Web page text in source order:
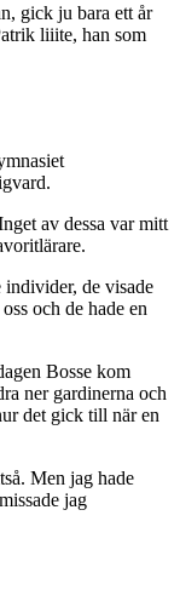
gick ju bara ett år
liiite, han som
av dessa var mitt
individer, de visade
och de hade en
Bosse kom
ner gardinerna och
det gick till när en
Men jag hade
jag